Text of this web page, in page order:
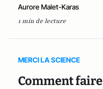
Aurore Malet-Karas
1 min de lecture
MERCI LA SCIENCE
Comment